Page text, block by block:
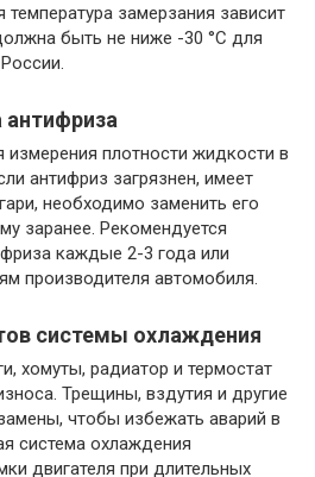
температура замерзания зависит
быть не ниже -30 °C для
антифриза
измерения плотности жидкости в
антифриз загрязнен, имеет
необходимо заменить его
заранее. Рекомендуется
каждые 2-3 года или
производителя автомобиля.
системы охлаждения
хомуты, радиатор и термостат
Трещины, вздутия и другие
чтобы избежать аварий в
система охлаждения
двигателя при длительных